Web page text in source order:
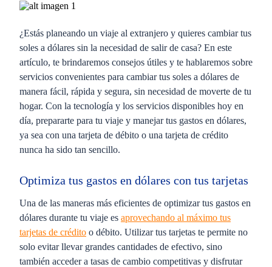
¿Estás planeando un viaje al extranjero y quieres cambiar tus
soles a dólares sin la necesidad de salir de casa? En este
artículo, te brindaremos consejos útiles y te hablaremos sobre
servicios convenientes para cambiar tus soles a dólares de
manera fácil, rápida y segura, sin necesidad de moverte de tu
hogar. Con la tecnología y los servicios disponibles hoy en
día, prepararte para tu viaje y manejar tus gastos en dólares,
ya sea con una tarjeta de débito o una tarjeta de crédito
nunca ha sido tan sencillo.
Optimiza tus gastos en dólares con tus tarjetas
Una de las maneras más eficientes de optimizar tus gastos en
dólares durante tu viaje es aprovechando al máximo tus
tarjetas de crédito o débito. Utilizar tus tarjetas te permite no
solo evitar llevar grandes cantidades de efectivo, sino
también acceder a tasas de cambio competitivas y disfrutar